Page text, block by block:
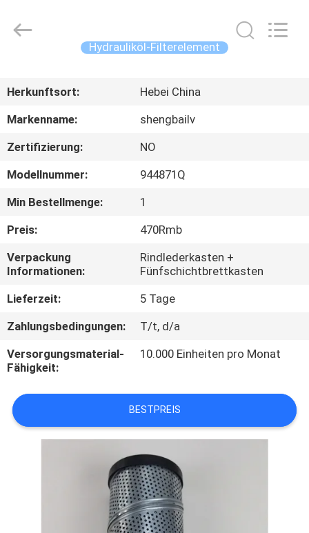
PRODUKTE
ÜBER
UNS
FABRIK-
AUSFLUG
QUALITÄTSKONTROLLE
SIE
MIT
VERBINDUNG
Rights
Reserved.
Hydrauliköl-Filterelement
Herkunftsort:
Hebei China
Markenname:
shengbailv
Zertifizierung:
NO
Modellnummer:
944871Q
Min Bestellmenge:
1
Preis:
470Rmb
Verpackung
Informationen:
Rindlederkasten +
Fünfschichtbrettkasten
Lieferzeit:
5 Tage
Zahlungsbedingungen:
T/t, d/a
Versorgungsmaterial-
Fähigkeit:
10.000 Einheiten pro Monat
BESTPREIS